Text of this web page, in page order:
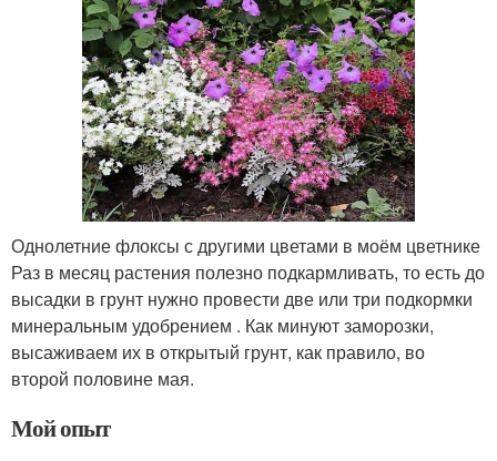
Однолетние флоксы с другими цветами в моём цветнике
Раз в месяц растения полезно подкармливать, то есть до
высадки в грунт нужно провести две или три подкормки
минеральным удобрением . Как минуют заморозки,
высаживаем их в открытый грунт, как правило, во
второй половине мая.
Мой опыт